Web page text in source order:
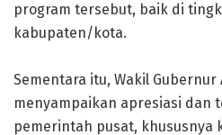
program tersebut, baik di
kabupaten/kota.
‎Sementara itu, Wakil Gubernur
menyampaikan apresiasi dan
pemerintah pusat, khususnya